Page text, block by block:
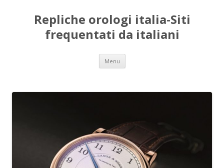
Repliche orologi italia-Siti
frequentati da italiani
Menu Vai
contenuto